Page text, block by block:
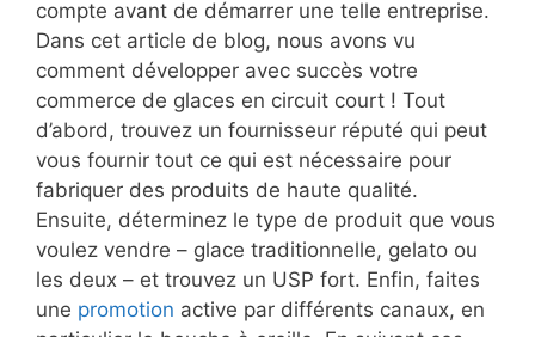
compte avant de démarrer une telle entreprise.
Dans cet article de blog, nous avons vu
comment développer avec succès votre
commerce de glaces en circuit court ! Tout
d’abord, trouvez un fournisseur réputé qui peut
vous fournir tout ce qui est nécessaire pour
fabriquer des produits de haute qualité.
Ensuite, déterminez le type de produit que vous
voulez vendre – glace traditionnelle, gelato ou
les deux – et trouvez un USP fort. Enfin, faites
une promotion active par différents canaux, en